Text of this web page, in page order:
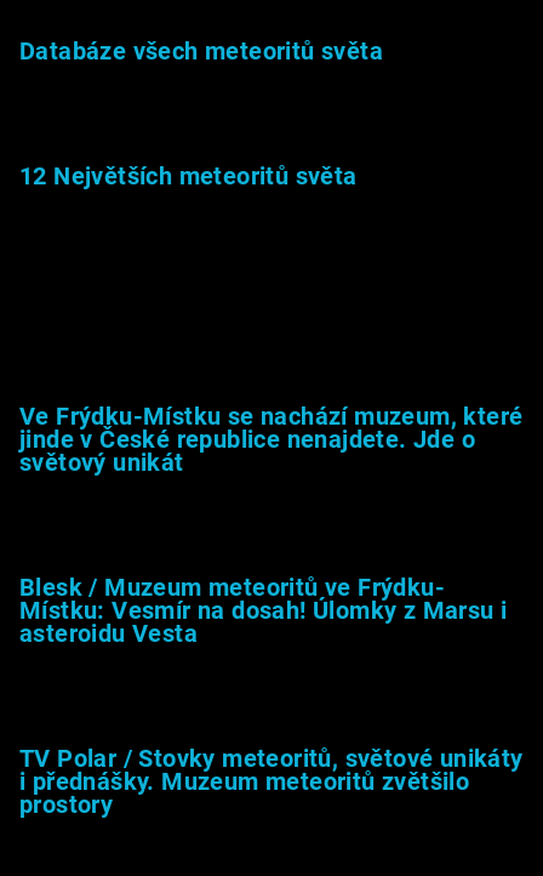
Databáze všech meteoritů světa
12 Největších meteoritů světa
Ve Frýdku-Místku se nachází muzeum, které
jinde v České republice nenajdete. Jde o
světový unikát
Blesk / Muzeum meteoritů ve Frýdku-
Místku: Vesmír na dosah! Úlomky z Marsu i
asteroidu Vesta
TV Polar / Stovky meteoritů, světové unikáty
i přednášky. Muzeum meteoritů zvětšilo
prostory